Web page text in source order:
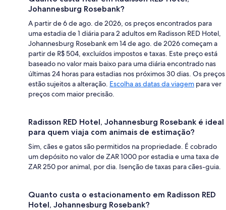
Johannesburg Rosebank?
A partir de 6 de ago. de 2026, os preços encontrados para
uma estadia de 1 diária para 2 adultos em Radisson RED Hotel,
Johannesburg Rosebank em 14 de ago. de 2026 começam a
partir de R$ 504, excluídos impostos e taxas. Este preço está
baseado no valor mais baixo para uma diária encontrado nas
últimas 24 horas para estadias nos próximos 30 dias. Os preços
estão sujeitos a alteração. Escolha as datas da viagem para ver
preços com maior precisão.
Radisson RED Hotel, Johannesburg Rosebank é ideal
para quem viaja com animais de estimação?
Sim, cães e gatos são permitidos na propriedade. É cobrado
um depósito no valor de ZAR 1000 por estadia e uma taxa de
ZAR 250 por animal, por dia. Isenção de taxas para cães-guia.
Quanto custa o estacionamento em Radisson RED
Hotel, Johannesburg Rosebank?